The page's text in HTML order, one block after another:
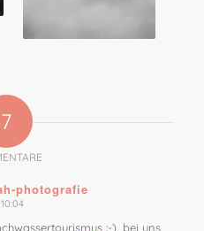
7
photografie
:-), bei uns